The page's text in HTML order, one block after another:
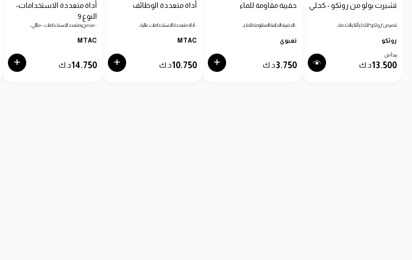
تشيرت بولو من روثكو - كحلي
قميص "روثكو" للأداء أثناء الخدمة…
روثكو
يبدأ من
13.500د.ك
حقيبة مقاومة للماء
- الحقيبة الجافة المقاومة للماء…
تعبوي
3.750د.ك
أداة متعددة الوظائف
- أداة متعددة الاستخدامات عالية…
MTAC
10.750د.ك
أداة متعددة الاستخدامات-
النوع 9
- مدمج ومتعدد الاستخدامات – مثالي…
MTAC
14.750د.ك